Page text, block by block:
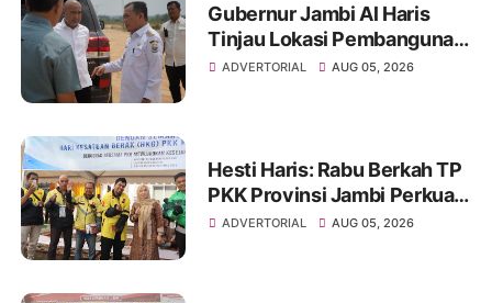
Gubernur Jambi Al Haris
Tinjau Lokasi Pembangunan
Sekolah Rakyat dan Lokasi
ADVERTORIAL AUG 05, 2026
Hesti Haris: Rabu Berkah TP
PKK Provinsi Jambi Perkuat
Literasi Keuangan dan
ADVERTORIAL AUG 05, 2026